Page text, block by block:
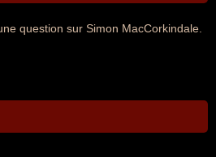
question sur Simon MacCorkindale.